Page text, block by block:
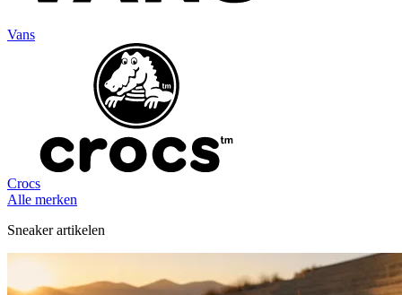
Vans
Crocs
Alle merken
Sneaker artikelen